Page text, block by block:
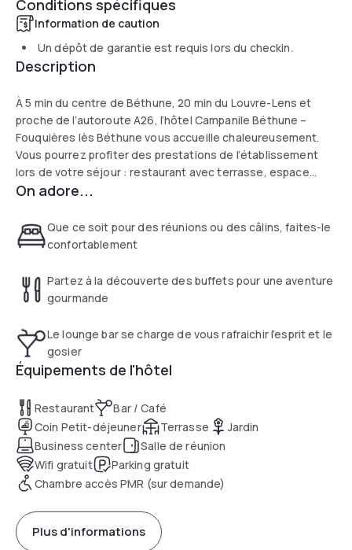
Conditions spécifiques
Information de caution
Un dépôt de garantie est requis lors du checkin.
Description
À 5 min du centre de Béthune, 20 min du Louvre-Lens et
proche de l’autoroute A26, l’hôtel Campanile Béthune –
Fouquières lès Béthune vous accueille chaleureusement.
Vous pourrez profiter des prestations de l’établissement
lors de votre séjour : restaurant avec terrasse, espace
lounge (avec chaînes câblées), parking gratuit et salle de
On adore...
Que ce soit pour des réunions ou des câlins, faites-le
confortablement
Partez à la découverte des buffets pour une aventure
gourmande
Le lounge bar se charge de vous rafraichir l’esprit et le
gosier
Équipements de l'hôtel
Restaurant
Bar / Café
Coin Petit-déjeuner
Terrasse
Jardin
Business center
Salle de réunion
Wifi gratuit
Parking gratuit
Chambre accès PMR (sur demande)
Plus d'informations